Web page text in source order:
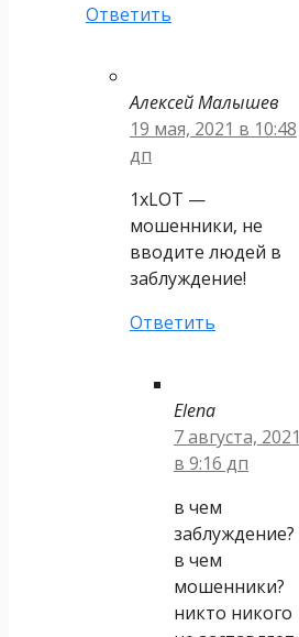
Ответить
Алексей Малышев
19 мая, 2021 в 10:48
дп
1xLOT —
мошенники, не
вводите людей в
заблуждение!
Ответить
Elena
7 августа, 2021
в 9:16 дп
в чем
заблуждение?
в чем
мошенники?
никто никого